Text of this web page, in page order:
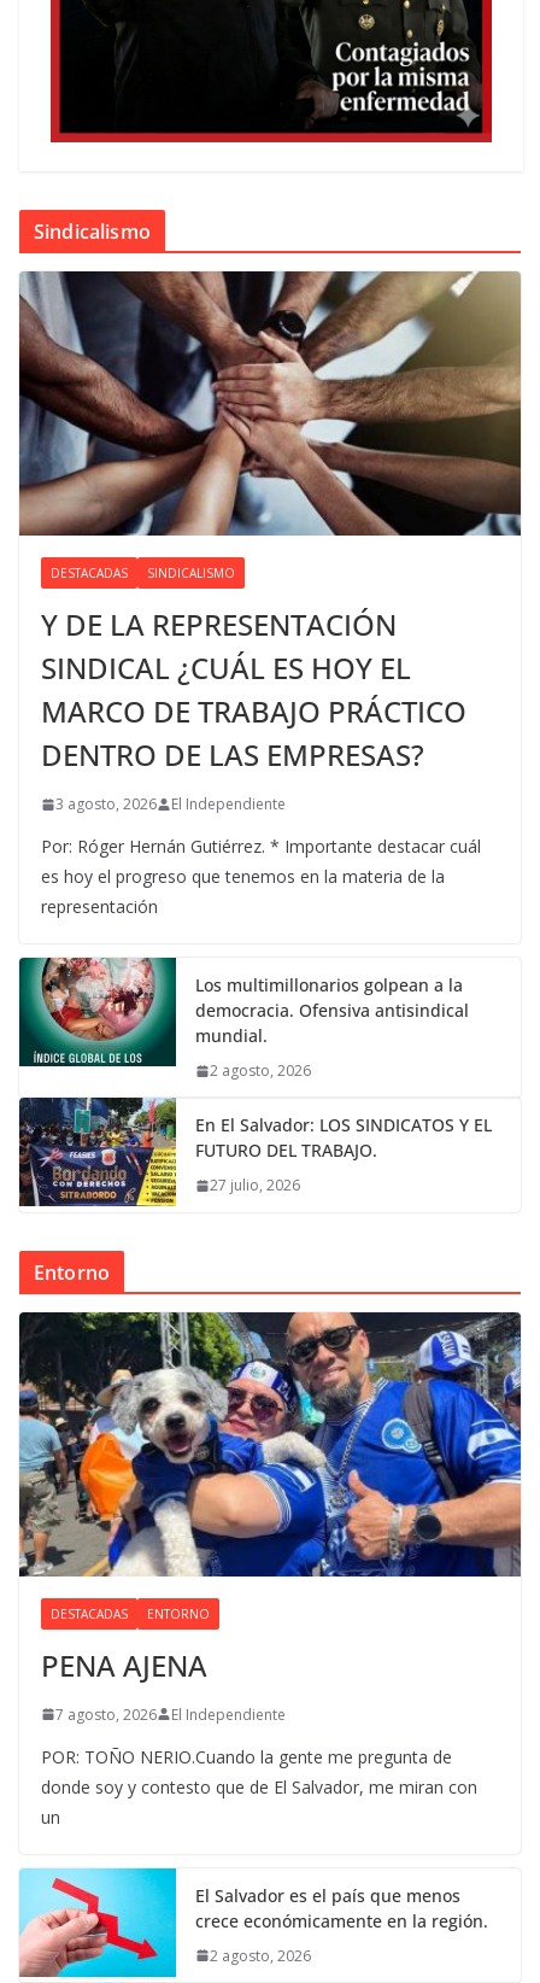
Sindicalismo
DESTACADAS SINDICALISMO
Y DE LA REPRESENTACIÓN
SINDICAL ¿CUÁL ES HOY EL
MARCO DE TRABAJO PRÁCTICO
DENTRO DE LAS EMPRESAS?
3 agosto, 2026 El Independiente
Por: Róger Hernán Gutiérrez. * Importante destacar cuál
es hoy el progreso que tenemos en la materia de la
representación
Los multimillonarios golpean a la
democracia. Ofensiva antisindical
mundial.
2 agosto, 2026
En El Salvador: LOS SINDICATOS Y EL
FUTURO DEL TRABAJO.
27 julio, 2026
Entorno
DESTACADAS ENTORNO
PENA AJENA
7 agosto, 2026 El Independiente
POR: TOÑO NERIO.Cuando la gente me pregunta de
donde soy y contesto que de El Salvador, me miran con
un
El Salvador es el país que menos
crece económicamente en la región.
2 agosto, 2026